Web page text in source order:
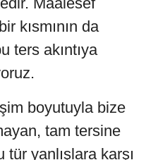
kısmının da
ters akıntıya
boyutuyla bize
tam tersine
yanlışlara karşı